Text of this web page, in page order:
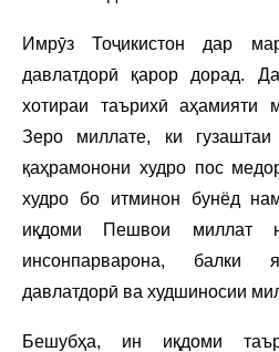
Имрӯз Тоҷикистон дар
давлатдорӣ қарор дорад.
хотираи таърихӣ аҳамияти
Зеро миллате, ки
қаҳрамонони худро пос
худро бо итминон бунёд
иқдоми Пешвои миллат
инсонпарварона, балки
давлатдорӣ ва худшиносии
Бешубҳа, ин иқдоми